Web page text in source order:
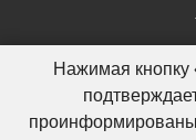
Нажимая